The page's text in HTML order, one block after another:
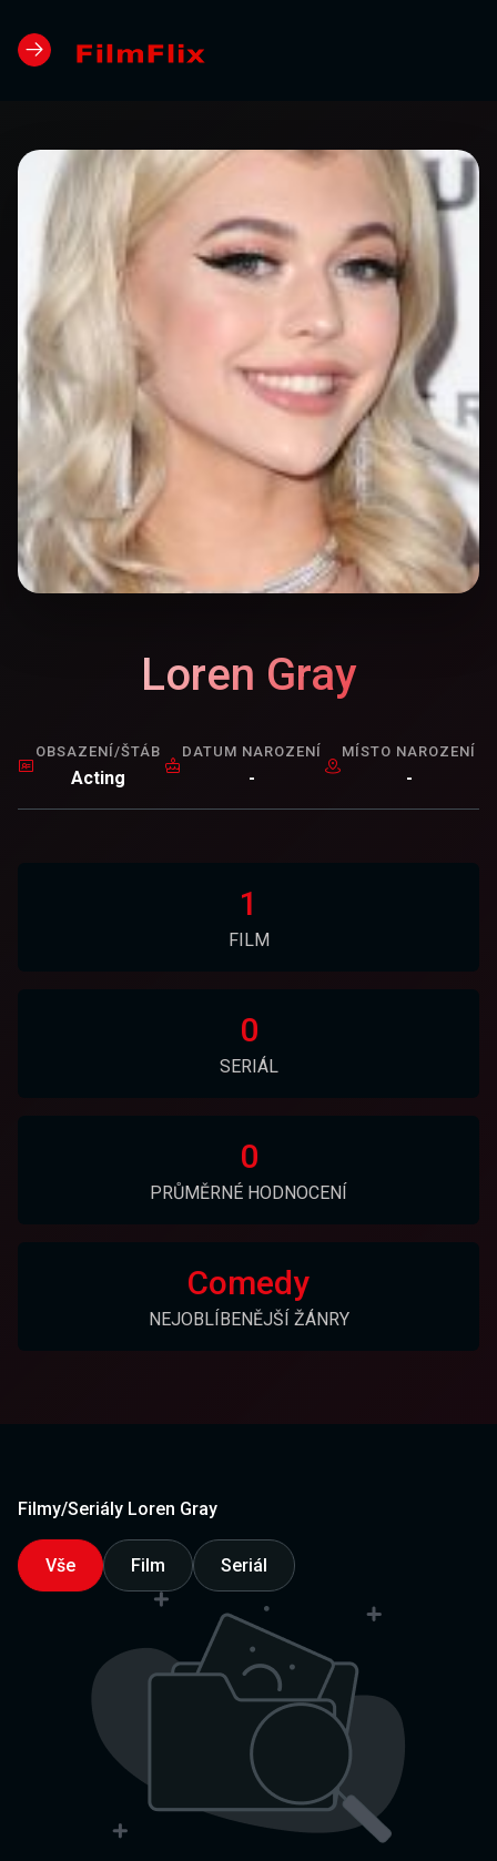
Loren Gray
OBSAZENÍ/ŠTÁB
Acting
DATUM NAROZENÍ
-
MÍSTO NAROZENÍ
-
1
FILM
0
SERIÁL
0
PRŮMĚRNÉ HODNOCENÍ
Comedy
NEJOBLÍBENĚJŠÍ ŽÁNRY
Filmy/Seriály Loren Gray
Vše Film Seriál